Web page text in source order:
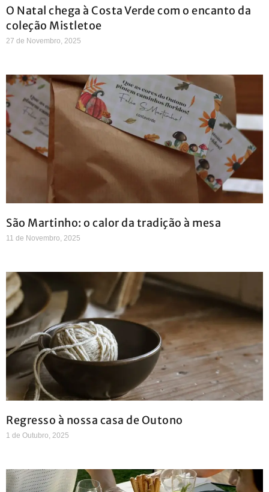
O Natal chega à Costa Verde com o encanto da
coleção Mistletoe
27 de Novembro, 2025
São Martinho: o calor da tradição à mesa
11 de Novembro, 2025
Regresso à nossa casa de Outono
1 de Outubro, 2025